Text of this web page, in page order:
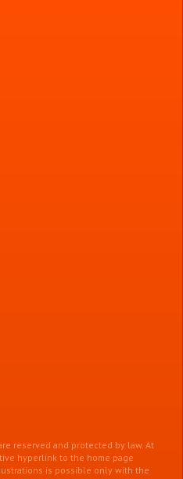
reserved and protected by law. At
hyperlink to the home page
is possible only with the